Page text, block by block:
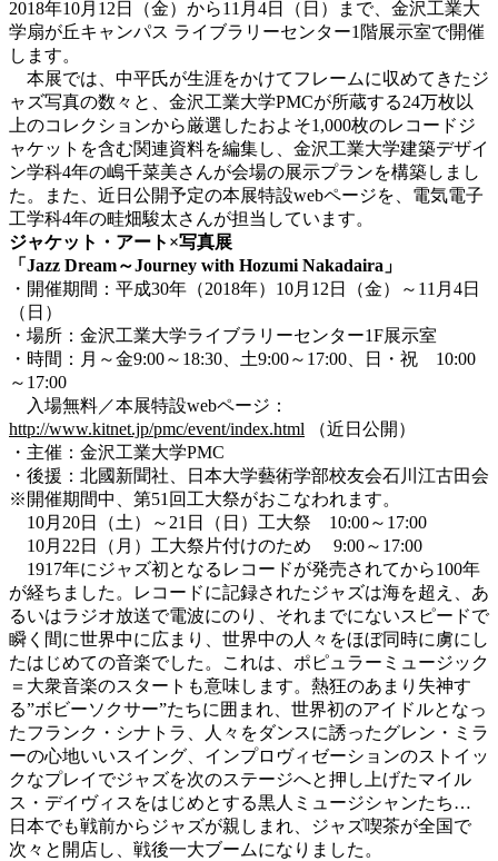
2018年10月12日（金）から11月4日（日）まで、金沢工業大
学扇が丘キャンパス ライブラリーセンター1階展示室で開催
します。
本展では、中平氏が生涯をかけてフレームに収めてきたジ
ャズ写真の数々と、金沢工業大学PMCが所蔵する24万枚以
上のコレクションから厳選したおよそ1,000枚のレコードジ
ャケットを含む関連資料を編集し、金沢工業大学建築デザイ
ン学科4年の嶋千菜美さんが会場の展示プランを構築しまし
た。また、近日公開予定の本展特設webページを、電気電子
工学科4年の畦畑駿太さんが担当しています。
ジャケット・アート×写真展
「Jazz Dream～Journey with Hozumi Nakadaira」
・開催期間：平成30年（2018年）10月12日（金）～11月4日
（日）
・場所：金沢工業大学ライブラリーセンター1F展示室
・時間：月～金9:00～18:30、土9:00～17:00、日・祝 10:00
～17:00
入場無料／本展特設webページ：
http://www.kitnet.jp/pmc/event/index.html （近日公開）
・主催：金沢工業大学PMC
・後援：北國新聞社、日本大学藝術学部校友会石川江古田会
※開催期間中、第51回工大祭がおこなわれます。
10月20日（土）～21日（日）工大祭 10:00～17:00
10月22日（月）工大祭片付けのため 9:00～17:00
1917年にジャズ初となるレコードが発売されてから100年
が経ちました。レコードに記録されたジャズは海を超え、あ
るいはラジオ放送で電波にのり、それまでにないスピードで
瞬く間に世界中に広まり、世界中の人々をほぼ同時に虜にし
たはじめての音楽でした。これは、ポピュラーミュージック
＝大衆音楽のスタートも意味します。熱狂のあまり失神す
る”ボビーソクサー”たちに囲まれ、世界初のアイドルとなっ
たフランク・シナトラ、人々をダンスに誘ったグレン・ミラ
ーの心地いいスイング、インプロヴィゼーションのストイッ
クなプレイでジャズを次のステージへと押し上げたマイル
ス・デイヴィスをはじめとする黒人ミュージシャンたち…
日本でも戦前からジャズが親しまれ、ジャズ喫茶が全国で
次々と開店し、戦後一大ブームになりました。